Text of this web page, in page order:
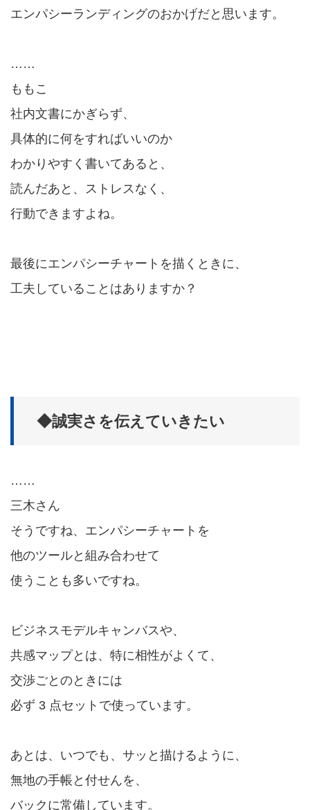
エンパシーランディングのおかげだと思います。
……
ももこ
社内文書にかぎらず、
具体的に何をすればいいのか
わかりやすく書いてあると、
読んだあと、ストレスなく、
行動できますよね。
最後にエンパシーチャートを描くときに、
工夫していることはありますか？
◆誠実さを伝えていきたい
……
三木さん
そうですね、エンパシーチャートを
他のツールと組み合わせて
使うことも多いですね。
ビジネスモデルキャンバスや、
共感マップとは、特に相性がよくて、
交渉ごとのときには
必ず 3 点セットで使っています。
あとは、いつでも、サッと描けるように、
無地の手帳と付せんを、
バックに常備しています。